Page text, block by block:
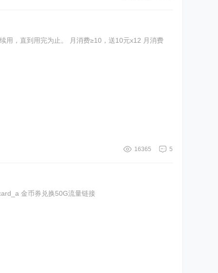
用，直到用完为止。 月消费≥10，送10元x12 月消费
5
16365
链接